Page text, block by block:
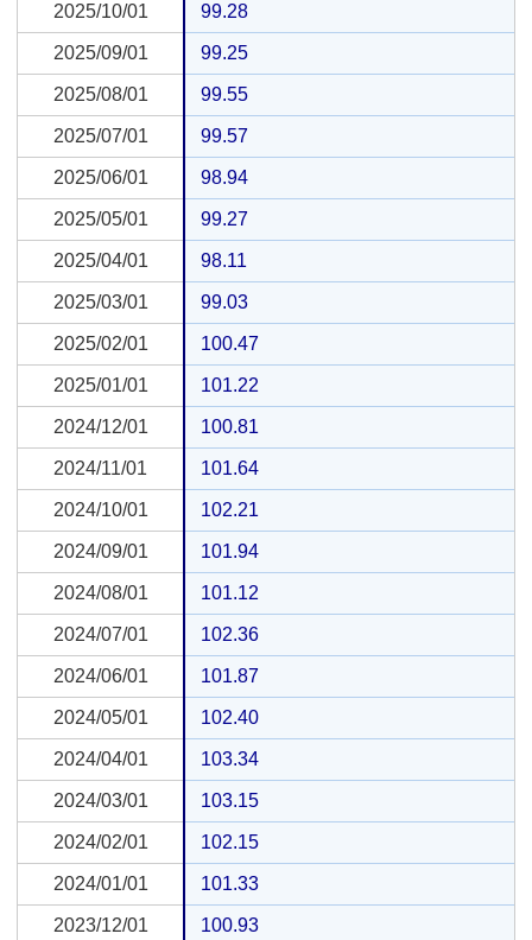
2025/10/01 99.28
2025/09/01 99.25
2025/08/01 99.55
2025/07/01 99.57
2025/06/01 98.94
2025/05/01 99.27
2025/04/01 98.11
2025/03/01 99.03
2025/02/01 100.47
2025/01/01 101.22
2024/12/01 100.81
2024/11/01 101.64
2024/10/01 102.21
2024/09/01 101.94
2024/08/01 101.12
2024/07/01 102.36
2024/06/01 101.87
2024/05/01 102.40
2024/04/01 103.34
2024/03/01 103.15
2024/02/01 102.15
2024/01/01 101.33
2023/12/01 100.93
2025/10/01
2025/09/01
2025/08/01
2025/07/01
2025/06/01
2025/05/01
2025/04/01
2025/03/01
2025/02/01
2025/01/01
2024/12/01
2024/11/01
2024/10/01
2024/09/01
2024/08/01
2024/07/01
2024/06/01
2024/05/01
2024/04/01
2024/03/01
2024/02/01
2024/01/01
2023/12/01